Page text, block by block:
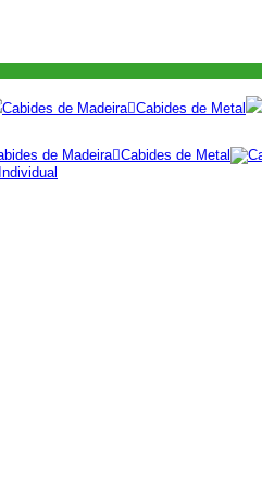
Cabides de Madeira Cabides de Metal
de Madeira Cabides de Metal